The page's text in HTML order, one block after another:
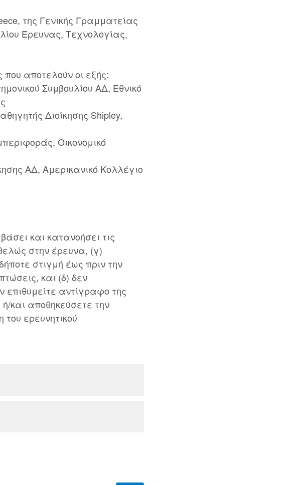
της Γενικής Γραμματείας
Έρευνας, Τεχνολογίας,
αποτελούν οι εξής:
Συμβουλίου ΑΔ, Εθνικό
Διοίκησης Shipley,
Οικονομικό
ΑΔ, Αμερικανικό Κολλέγιο
και κατανοήσει τις
στην έρευνα, (γ)
στιγμή έως πριν την
και (δ) δεν
επιθυμείτε αντίγραφο της
αποθηκεύσετε την
ερευνητικού